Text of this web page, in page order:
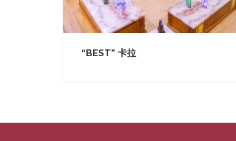
“BEST” 卡拉